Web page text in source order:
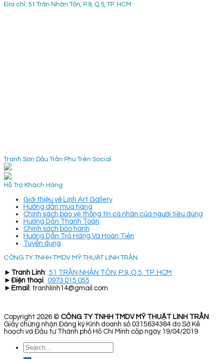
Địa chỉ: 51 Trần Nhân Tôn, P.9, Q.5, TP. HCM
Tranh Sơn Dầu Trần Phú Trên Social
Hỗ Trợ Khách Hàng
Giới thiệu về Linh Art Gallery
Hướng dẫn mua hàng
Chính sách bảo vệ thông tin cá nhân của người tiêu dùng
Hướng Dẫn Thanh Toán
Chính sách bảo hành
Hướng Dẫn Trả Hàng Và Hoàn Tiền
Tuyển dụng
CÔNG TY TNHH TMDV MỸ THUẬT LINH TRẦN
► Tranh Linh: 51 TRẦN NHÂN TÔN, P.9, Q.5, TP. HCM
► Điện thoại: 0973 015 055
► Email : tranhlinh14@gmail.com
Copyright 2026 © CÔNG TY TNHH TMDV MỸ THUẬT LINH TRẦN
Giấy chứng nhận Đăng ký Kinh doanh số 0315634384 do Sở Kế
hoạch và Đầu tư Thành phố Hồ Chí Minh cấp ngày 19/04/2019
Search
for: